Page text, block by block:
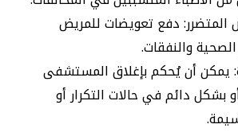
دفع تعويضات للمريض
والنفقات.
يمكن أن يُحكم بإغلاق المستشفى
بشكل دائم في حالات التكرار أو